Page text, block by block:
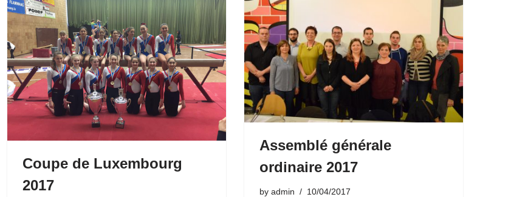
Coupe de Luxembourg
2017
Assemblé générale
ordinaire 2017
by admin 10/04/2017